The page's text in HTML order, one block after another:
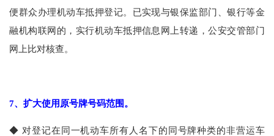
便群众办理机动车抵押登记。已实现与银保监部门、银行等金
融机构联网的，实行机动车抵押信息网上转递，公安交管部门
网上比对核查。
7、扩大使用原号牌号码范围。
◆ 对登记在同一机动车所有人名下的同号牌种类的非营运车